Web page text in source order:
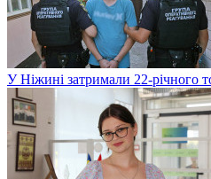
У Ніжині затримали 22-річного